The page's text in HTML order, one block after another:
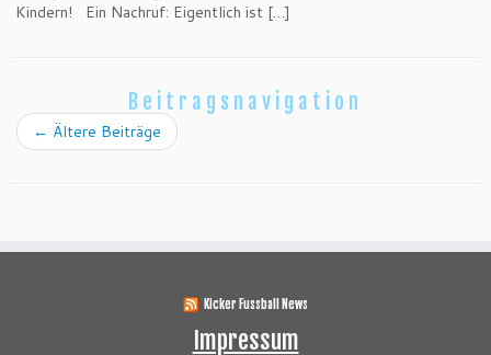
Kindern! Ein Nachruf: Eigentlich ist […]
Beitragsnavigation
← Ältere Beiträge
Kicker Fussball News
Impressum